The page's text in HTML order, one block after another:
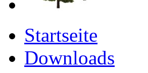
Startseite
Downloads